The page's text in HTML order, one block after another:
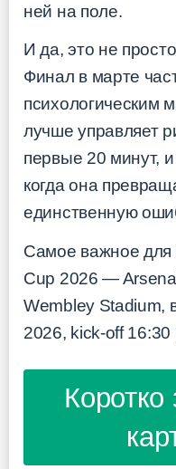
ней на поле.
И да, это не
Финал в марте
психологическим
лучше управляет
первые 20 минут, и
когда она
единственную
Самое важное для
Cup 2026 —
Wembley Stadium,
2026, kick-off 16:30
Коротко